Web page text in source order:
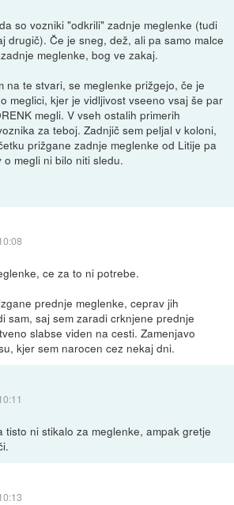
so vozniki "odkrili" zadnje meglenke (tudi
drugič). Če je sneg, dež, ali pa samo malce
meglenke, bog ve zakaj.
na te stvari, se meglenke prižgejo, če je
meglici, kjer je vidljivost vseeno vsaj še par
megli. V vseh ostalih primerih
za teboj. Zadnjič sem peljal v koloni,
prižgane zadnje meglenke od Litije pa
megli ni bilo niti sledu.
ce za to ni potrebe.
prednje meglenke, ceprav jih
sam, saj sem zaradi crknjene prednje
slabse viden na cesti. Zamenjavo
kjer sem narocen cez nekaj dni.
tisto ni stikalo za meglenke, ampak gretje